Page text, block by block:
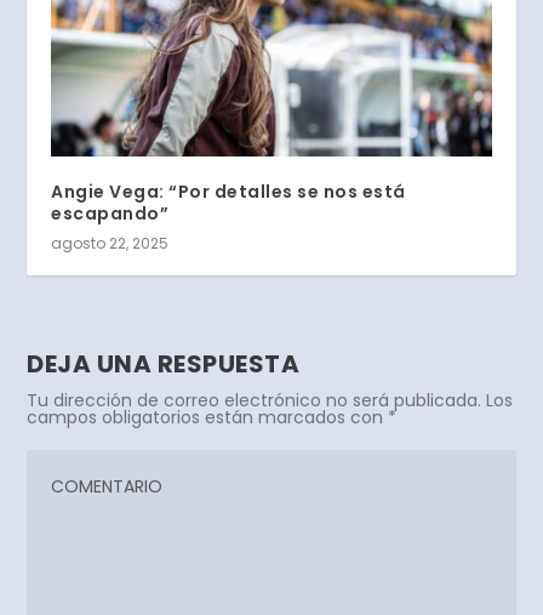
Angie Vega: “Por detalles se nos está
escapando”
agosto 22, 2025
DEJA UNA RESPUESTA
Tu dirección de correo electrónico no será publicada. Los
campos obligatorios están marcados con *